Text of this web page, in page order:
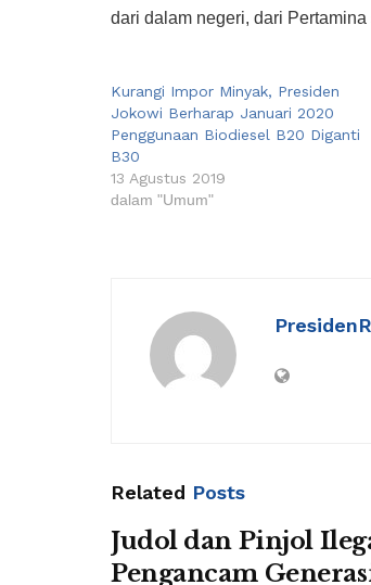
dari dalam negeri, dari
Kurangi Impor Minyak, Presiden
Jokowi Berharap Januari 2020
Penggunaan Biodiesel B20 Diganti
B30
13 Agustus 2019
dalam "Umum"
Related Posts
Judol dan Pinjol
Pengancam